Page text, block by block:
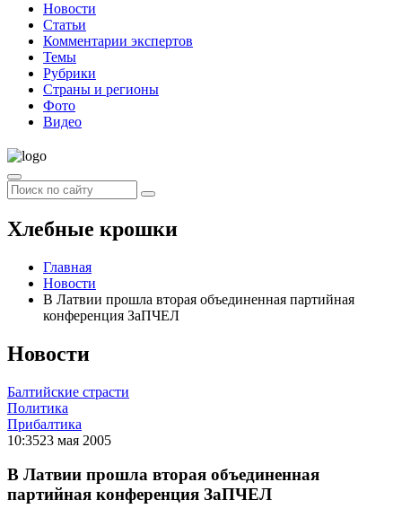
Новости
Статьи
Комментарии экспертов
Темы
Рубрики
Страны и регионы
Фото
Видео
Хлебные крошки
Главная
Новости
В Латвии прошла вторая объединенная партийная
конференция ЗаПЧЕЛ
Новости
Балтийские страсти
Политика
Прибалтика
10:3523 мая 2005
В Латвии прошла вторая объединенная
партийная конференция ЗаПЧЕЛ